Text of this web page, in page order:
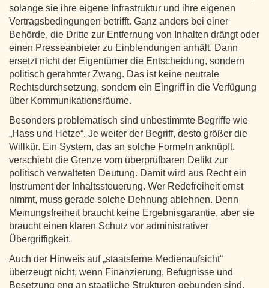
solange sie ihre eigene Infrastruktur und ihre eigenen
Vertragsbedingungen betrifft. Ganz anders bei einer
Behörde, die Dritte zur Entfernung von Inhalten drängt oder
einen Presseanbieter zu Einblendungen anhält. Dann
ersetzt nicht der Eigentümer die Entscheidung, sondern
politisch gerahmter Zwang. Das ist keine neutrale
Rechtsdurchsetzung, sondern ein Eingriff in die Verfügung
über Kommunikationsräume.
Besonders problematisch sind unbestimmte Begriffe wie
„Hass und Hetze“. Je weiter der Begriff, desto größer die
Willkür. Ein System, das an solche Formeln anknüpft,
verschiebt die Grenze vom überprüfbaren Delikt zur
politisch verwalteten Deutung. Damit wird aus Recht ein
Instrument der Inhaltssteuerung. Wer Redefreiheit ernst
nimmt, muss gerade solche Dehnung ablehnen. Denn
Meinungsfreiheit braucht keine Ergebnisgarantie, aber sie
braucht einen klaren Schutz vor administrativer
Übergriffigkeit.
Auch der Hinweis auf „staatsferne Medienaufsicht“
überzeugt nicht, wenn Finanzierung, Befugnisse und
Besetzung eng an staatliche Strukturen gebunden sind.